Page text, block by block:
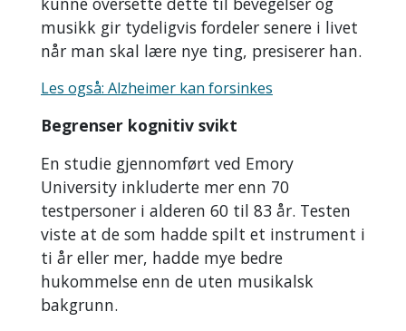
musikk gir tydeligvis fordeler senere i livet
når man skal lære nye ting, presiserer han.
Les også: Alzheimer kan forsinkes
Begrenser kognitiv svikt
En studie gjennomført ved Emory
University inkluderte mer enn 70
testpersoner i alderen 60 til 83 år. Testen
viste at de som hadde spilt et instrument i
ti år eller mer, hadde mye bedre
hukommelse enn de uten musikalsk
bakgrunn.